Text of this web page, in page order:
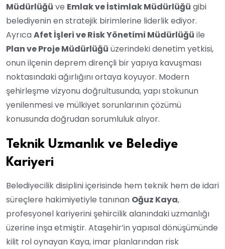
Müdürlüğü ve Emlak ve İstimlak Müdürlüğü gibi
belediyenin en stratejik birimlerine liderlik ediyor.
AyrıcaAfet İşleri ve Risk Yönetimi Müdürlüğü ile
Plan ve Proje Müdürlüğü üzerindeki denetim yetkisi,
onun ilçenin deprem dirençli bir yapıya kavuşması
noktasındaki ağırlığını ortaya koyuyor. Modern
şehirleşme vizyonu doğrultusunda, yapı stokunun
yenilenmesi ve mülkiyet sorunlarının çözümü
konusunda doğrudan sorumluluk alıyor.
Teknik Uzmanlık ve Belediye
Kariyeri
Belediyecilik disiplini içerisinde hem teknik hem de idari
süreçlere hakimiyetiyle tanınan Oğuz Kaya,
profesyonel kariyerini şehircilik alanındaki uzmanlığı
üzerine inşa etmiştir. Ataşehir’in yapısal dönüşümünde
kilit rol oynayan Kaya, imar planlarından risk